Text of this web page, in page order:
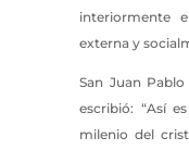
interiormente
externa y
San Juan
escribió: “Así
milenio del